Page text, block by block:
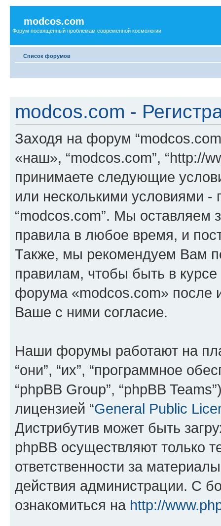
modcos.com
Форум посвященный проблемам современной космологии
Список форумов
modcos.com -
Заходя на форум
«наш», “modcos.com”, “http://
принимаете следующие
или несколькими условиями
“modcos.com”. Мы оставляем
правила в любое время, и
Также, мы рекомендуем Вам
правилам, чтобы быть в
форума «modcos.com» после
Ваше с ними согласие.
Наши форумы работают на
“они”, “их”, “программное
“phpBB Group”, “phpBB
лицензией “General Public
Дистрибутив может быть
phpBB осуществляют только
ответственности за
действия администрации. С
ознакомиться на http://